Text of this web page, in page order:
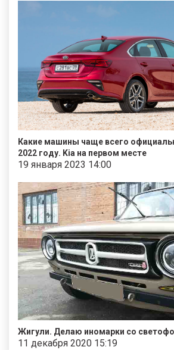
Какие машины чаще всего
2022 году. Kia на первом месте
19 января 2023 14:00
Жигули. Делаю иномарки со
11 декабря 2020 15:19